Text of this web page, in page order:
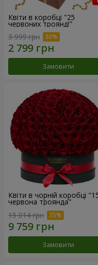
Квіти в коробці "25
червоних троянд!"
3 999 грн
Замовити
Квіти в чорній коробці
червона троянда"
15 014 грн
Замовити